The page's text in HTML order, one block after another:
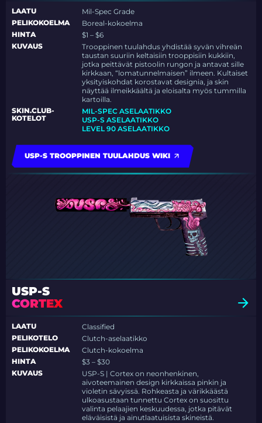
LAATU
Mil-Spec Grade
PELIKOKOELMA
Boreal-kokoelma
HINTA
$1 – $6
KUVAUS
Trooppinen tuulahdus yhdistää syvän vihreän
taustan suuriin keltaisiin trooppisiin kukkiin,
jotka peittävät pistoolin rungon ja antavat sille
kirkkaan, “lomatunnelmaisen” ilmeen. Kultaiset
yksityiskohdat korostavat designia, ja skin
näyttää ilmeikkäältä ja eloisalta myös tummilla
kartoilla.
SKIN.CLUB-
KOTELOT
MIL-SPEC ASELAATIKKO
USP-S ASELAATIKKO
LEVEL 90 ASELAATIKKO
USP-S TROOPPINEN TUULAHDUS WIKI
USP-S
CORTEX
LAATU
Classified
PELIKOTELO
Clutch-aselaatikko
PELIKOKOELMA
Clutch-kokoelma
HINTA
$3 – $30
KUVAUS
USP-S | Cortex on neonhenkinen,
aivoteemainen design kirkkaissa pinkin ja
violetin sävyissä. Rohkeasta ja värikkäästä
ulkoasustaan tunnettu Cortex on suosittu
valinta pelaajien keskuudessa, jotka pitävät
eläväisistä ja ainutlaatuisista skineistä.